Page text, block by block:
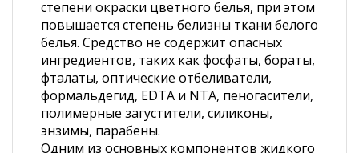
степени окраски цветного белья, при этом
повышается степень белизны ткани белого
белья. Средство не содержит опасных
ингредиентов, таких как фосфаты, бораты,
фталаты, оптические отбеливатели,
формальдегид, EDTA и NTA, пеногасители,
полимерные загустители, силиконы,
энзимы, парабены.
Одним из основных компонентов жидкого